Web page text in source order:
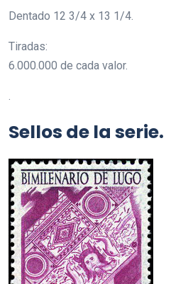
Dentado 12 3/4 x 13 1/4.
Tiradas:
6.000.000 de cada valor.
.
Sellos de la serie.